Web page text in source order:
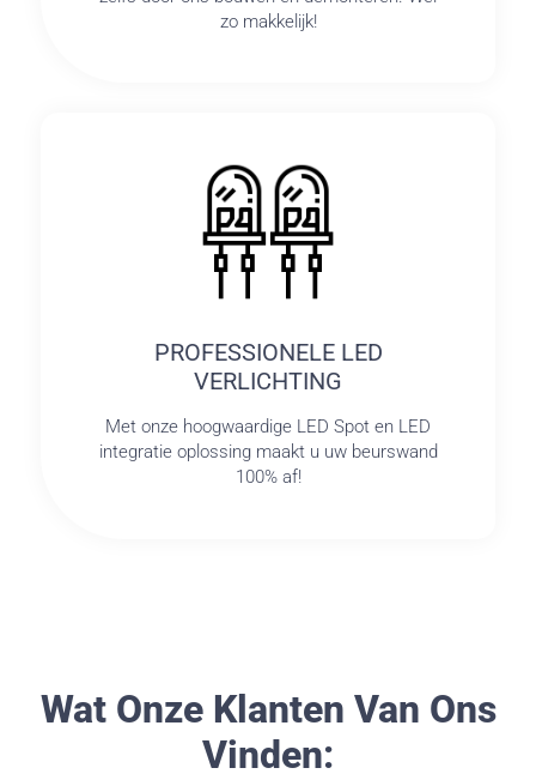
zo makkelijk!
PROFESSIONELE LED
VERLICHTING
Met onze hoogwaardige LED Spot en LED
integratie oplossing maakt u uw beurswand
100% af!
Wat Onze Klanten Van Ons
Vinden: